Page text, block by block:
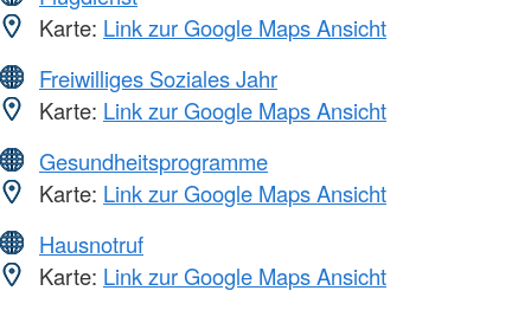
Karte: Link zur Google Maps Ansicht
Freiwilliges Soziales Jahr
Karte: Link zur Google Maps Ansicht
Gesundheitsprogramme
Karte: Link zur Google Maps Ansicht
Hausnotruf
Karte: Link zur Google Maps Ansicht